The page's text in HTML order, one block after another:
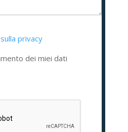
privacy
dei miei dati